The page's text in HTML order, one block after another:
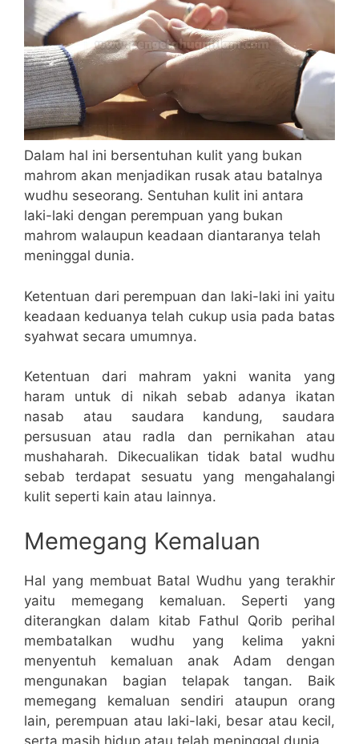
Dalam hal ini bersentuhan kulit yang bukan
mahrom akan menjadikan rusak atau batalnya
wudhu seseorang. Sentuhan kulit ini antara
laki-laki dengan perempuan yang bukan
mahrom walaupun keadaan diantaranya telah
meninggal dunia.
Ketentuan dari perempuan dan laki-laki ini yaitu
keadaan keduanya telah cukup usia pada batas
syahwat secara umumnya.
Ketentuan dari mahram yakni wanita yang
haram untuk di nikah sebab adanya ikatan
nasab atau saudara kandung, saudara
persusuan atau radla dan pernikahan atau
mushaharah. Dikecualikan tidak batal wudhu
sebab terdapat sesuatu yang mengahalangi
kulit seperti kain atau lainnya.
Memegang Kemaluan
Hal yang membuat Batal Wudhu yang terakhir
yaitu memegang kemaluan. Seperti yang
diterangkan dalam kitab Fathul Qorib perihal
membatalkan wudhu yang kelima yakni
menyentuh kemaluan anak Adam dengan
mengunakan bagian telapak tangan. Baik
memegang kemaluan sendiri ataupun orang
lain, perempuan atau laki-laki, besar atau kecil,
serta masih hidup atau telah meninggal dunia.